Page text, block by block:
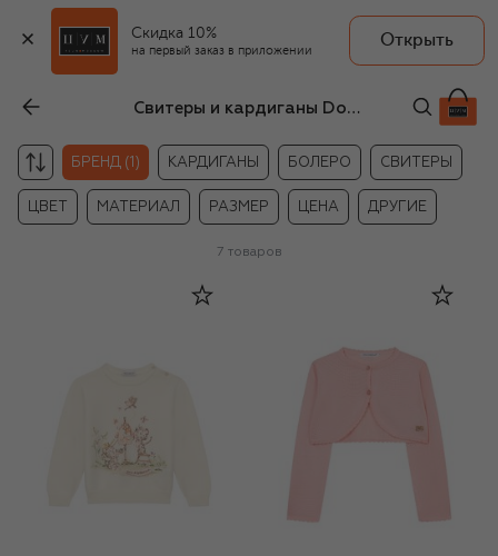
Скидка 10%
на первый заказ в приложении
Открыть
Свитеры и кардиганы Dolce & Gabbana для новорождённых
БРЕНД (1) КАРДИГАНЫ БОЛЕРО СВИТЕРЫ
ЦВЕТ МАТЕРИАЛ РАЗМЕР ЦЕНА ДРУГИЕ
7 товаров